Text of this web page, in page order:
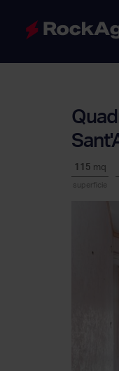
115 mq
superficie